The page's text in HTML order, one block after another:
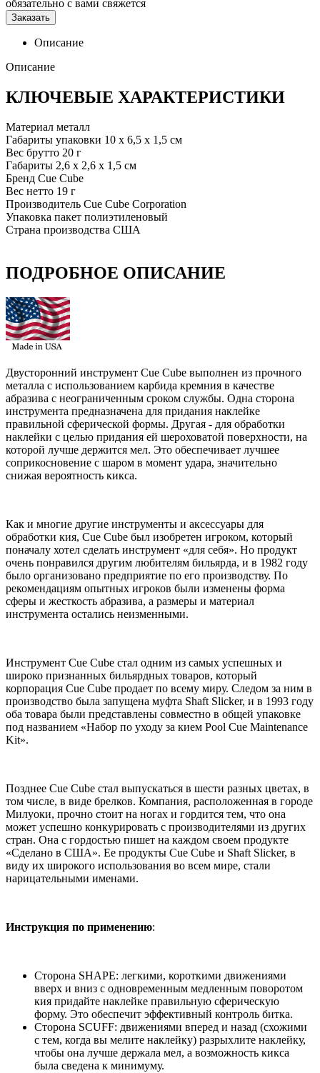
обязательно с вами свяжется
Заказать
Описание
Описание
КЛЮЧЕВЫЕ ХАРАКТЕРИСТИКИ
Материал металл
Габариты упаковки 10 x 6,5 x 1,5 см
Вес брутто 20 г
Габариты 2,6 x 2,6 x 1,5 см
Бренд Cue Cube
Вес нетто 19 г
Производитель Cue Cube Corporation
Упаковка пакет полиэтиленовый
Страна производства США
ПОДРОБНОЕ ОПИСАНИЕ
Двусторонний инструмент Cue Cube выполнен из прочного
металла с использованием карбида кремния в качестве
абразива с неограниченным сроком службы. Одна сторона
инструмента предназначена для придания наклейке
правильной сферической формы. Другая - для обработки
наклейки с целью придания ей шероховатой поверхности, на
которой лучше держится мел. Это обеспечивает лучшее
соприкосновение с шаром в момент удара, значительно
снижая вероятность кикса.
Как и многие другие инструменты и аксессуары для
обработки кия, Cue Cube был изобретен игроком, который
поначалу хотел сделать инструмент «для себя». Но продукт
очень понравился другим любителям бильярда, и в 1982 году
было организовано предприятие по его производству. По
рекомендациям опытных игроков были изменены форма
сферы и жесткость абразива, а размеры и материал
инструмента остались неизменными.
Инструмент Cue Cube стал одним из самых успешных и
широко признанных бильярдных товаров, который
корпорация Cue Cube продает по всему миру. Следом за ним в
производство была запущена муфта Shaft Slicker, и в 1993 году
оба товара были представлены совместно в общей упаковке
под названием «Набор по уходу за кием Pool Cue Maintenance
Kit».
Позднее Cue Cube стал выпускаться в шести разных цветах, в
том числе, в виде брелков. Компания, расположенная в городе
Милуоки, прочно стоит на ногах и гордится тем, что она
может успешно конкурировать с производителями из других
стран. Она с гордостью пишет на каждом своем продукте
«Сделано в США». Ее продукты Cue Cube и Shaft Slicker, в
виду их широкого использования во всем мире, стали
нарицательными именами.
Инструкция по применению:
Сторона SHAPE: легкими, короткими движениями
вверх и вниз с одновременным медленным поворотом
кия придайте наклейке правильную сферическую
форму. Это обеспечит эффективный контроль битка.
Cторона SCUFF: движениями вперед и назад (схожими
с тем, когда вы мелите наклейку) разрыхлите наклейку,
чтобы она лучше держала мел, а возможность кикса
была сведена к минимуму.